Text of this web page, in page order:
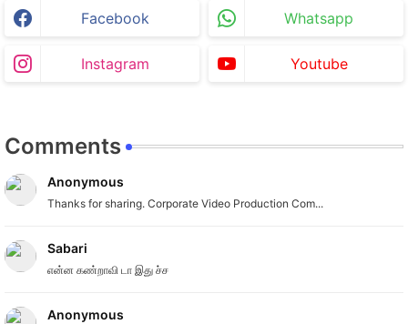
Facebook Whatsapp
Instagram Youtube
Comments
Anonymous
Thanks for sharing. Corporate Video Production Com...
Sabari
என்ன கண்றாவி டா இது ச்ச
Anonymous